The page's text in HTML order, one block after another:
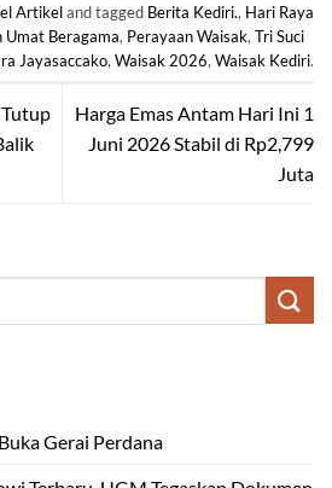
Artikeland tagged Berita Kediri., Hari Raya
Umat Beragama, Perayaan Waisak, Tri Suci
Jayasaccako, Waisak 2026, Waisak Kediri.
Harga Emas Antam Hari Ini 1
Juni 2026 Stabil di Rp2,799
Juta
Gerai Perdana